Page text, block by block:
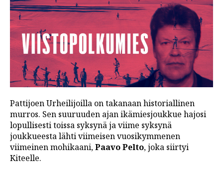
Pattijoen Urheilijoilla on takanaan historiallinen
murros. Sen suuruuden ajan ikämiesjoukkue hajosi
lopullisesti toissa syksynä ja viime syksynä
joukkueesta lähti viimeisen vuosikymmenen
viimeinen mohikaani,Paavo Pelto, joka siirtyi
Kiteelle.